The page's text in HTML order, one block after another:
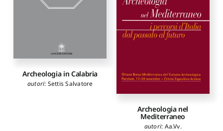
Archeologia in Calabria
autori: Settis Salvatore
Archeologia nel
Mediterraneo
autori: Aa.Vv.